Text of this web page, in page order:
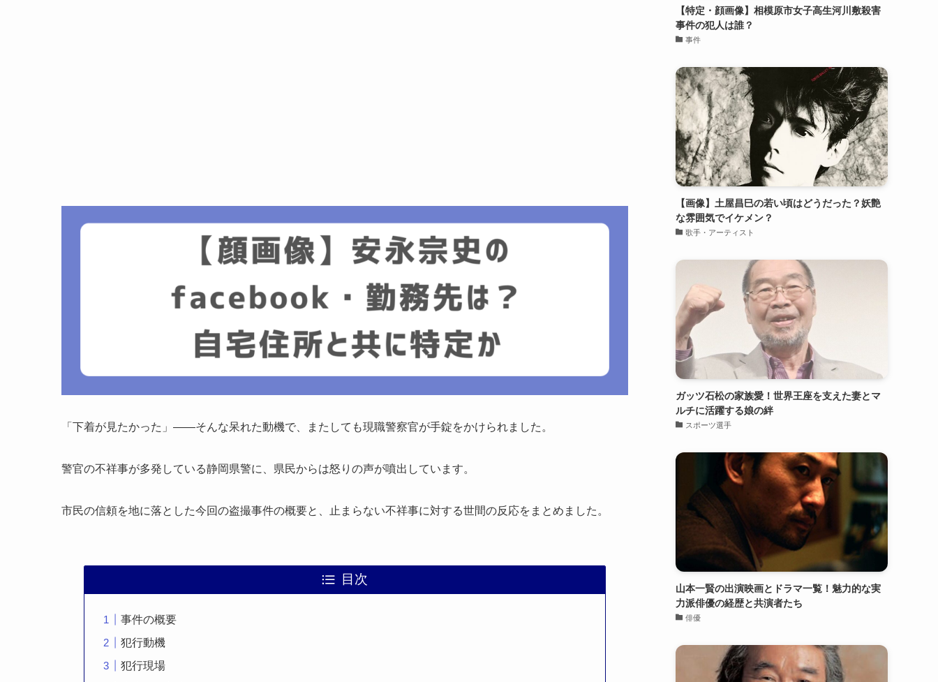
「下着が見たかった」――そんな呆れた動機で、またしても現職警察官が手錠をかけられました。
警官の不祥事が多発している静岡県警に、県民からは怒りの声が噴出しています。
市民の信頼を地に落とした今回の盗撮事件の概要と、止まらない不祥事に対する世間の反応をまとめました。
目次
事件の概要
犯行動機
犯行現場
【特定・顔画像】相模原市女子高生河川敷殺害
事件の犯人は誰？
事件
【画像】土屋昌巳の若い頃はどうだった？妖艶
な雰囲気でイケメン？
歌手・アーティスト
ガッツ石松の家族愛！世界王座を支えた妻とマ
ルチに活躍する娘の絆
スポーツ選手
山本一賢の出演映画とドラマ一覧！魅力的な実
力派俳優の経歴と共演者たち
俳優